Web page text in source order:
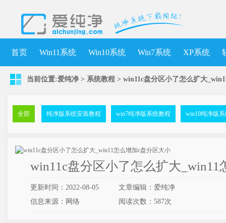
首页 Win11系统 Win10系统 Win7系统 XP系统
当前位置:爱纯净 > 系统教程 > win11c盘分区小了怎么扩大
全部 纯净版系统安装教程 win7纯净版系统教程 win10纯净版
win11c盘分区小了怎么扩大_win11
更新时间：2022-08-05
文章编辑：爱纯净
信息来源：网络
阅读次数： 587次